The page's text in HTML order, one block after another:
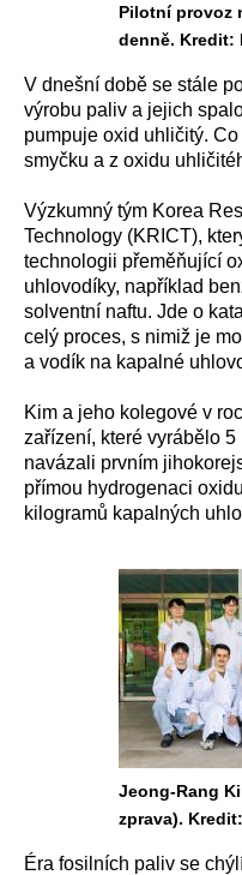
Pilotní provoz
denně. Kredit:
V dnešní době se stále
výrobu paliv a jejich
pumpuje oxid uhličitý.
smyčku a z oxidu
Výzkumný tým Korea
Technology (KRICT),
technologii přeměňující
uhlovodíky, například
solventní naftu. Jde o
celý proces, s nimiž je
a vodík na kapalné
Kim a jeho kolegové v
zařízení, které vyrábělo
navázali prvním
přímou hydrogenaci
kilogramů kapalných
Jeong-Rang
zprava).
Éra fosilních paliv se